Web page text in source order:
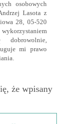
osobowych
Lasota z
28, 05-520
dobrowolnie,
mi prawo
że wpisany